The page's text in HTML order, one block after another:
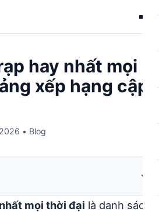
hay nhất mọi
xếp hạng cập
• Blog
mọi thời đại là danh sách